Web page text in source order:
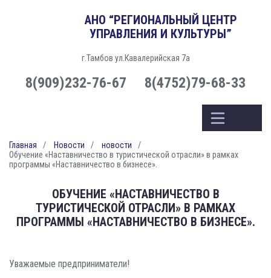
АНО “РЕГИОНАЛЬНЫЙ ЦЕНТР
УПРАВЛЕНИЯ И КУЛЬТУРЫ”
г.Тамбов ул.Кавалерийская 7а
8(909)232-76-67 8(4752)79-68-33
Главная Новости
новости
Обучение «Наставничество в туристической отрасли» в рамках
программы «Наставничество в бизнесе».
ОБУЧЕНИЕ «НАСТАВНИЧЕСТВО В
ТУРИСТИЧЕСКОЙ ОТРАСЛИ» В РАМКАХ
ПРОГРАММЫ «НАСТАВНИЧЕСТВО В БИЗНЕСЕ».
Уважаемые предприниматели!